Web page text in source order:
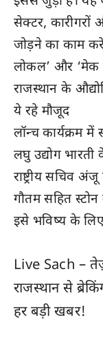
सेक्टर, कारीगरों
जोड़ने का काम
लोकल’ और ‘मेक
राजस्थान के
ये रहे मौजूद
लॉन्च कार्यक्रम
लघु उद्योग भारती
राष्ट्रीय सचिव
गौतम सहित
इसे भविष्य के
Live Sach –
राजस्थानसे
हर बड़ी खबर!